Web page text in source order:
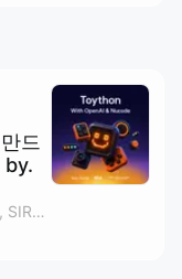
드
by.
Jihee Woo, nucode IOT, Dave, SIREAL 외 5 명